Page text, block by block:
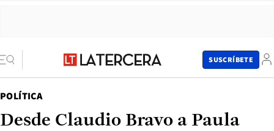
SUSCRÍBETE
POLÍTICA
Desde Claudio Bravo a Paula